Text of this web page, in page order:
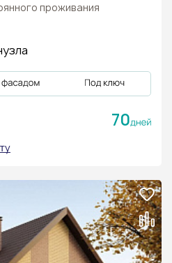
проживания
70